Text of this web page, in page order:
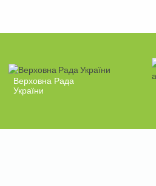
Верховна Рада
України